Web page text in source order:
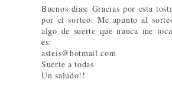
Buenos días: Gracias por esta
por el sorteo. Me apunto al
algo de suerte que nunca me
es:
asteis@hotmail.com
Suerte a todas
Un saludo!!